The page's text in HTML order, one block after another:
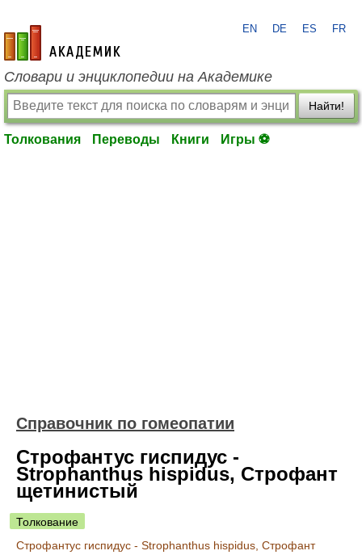
academic.ru
EN DE ES FR
Словари и энциклопедии на Академике
Найти!
Толкования Переводы Книги Игры ⚽
Справочник по гомеопатии
Строфантус гиспидус -
Strophanthus hispidus, Строфант
щетинистый
Толкование
Строфантус гиспидус - Strophanthus hispidus, Строфант